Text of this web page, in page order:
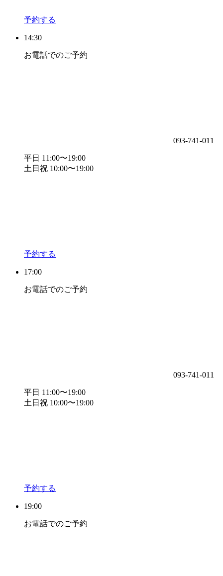
予約する
14:30
お電話でのご予約
093-741-011
平日 11:00〜19:00
土日祝 10:00〜19:00
予約する
17:00
お電話でのご予約
093-741-011
平日 11:00〜19:00
土日祝 10:00〜19:00
予約する
19:00
お電話でのご予約